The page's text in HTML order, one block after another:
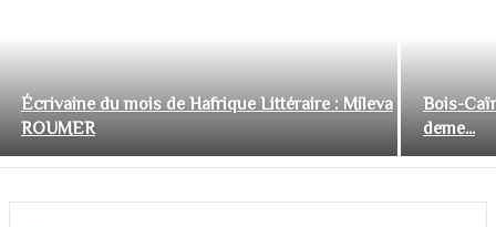
Écrivaine du mois de Hafrique Littéraire : Mileva
ROUMER
Bois-
deme...